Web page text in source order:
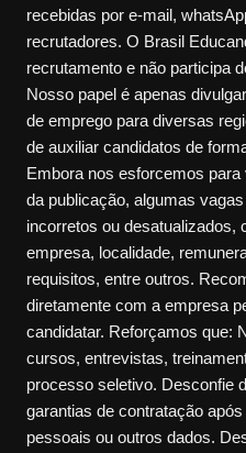
recebidas por e-mail,
recrutadores. O Brasil
recrutamento e não participa
Nosso papel é apenas
de emprego para diversas
de auxiliar candidatos de
Embora nos esforcemos
da publicação, algumas
incorretos ou desatualizados,
empresa, localidade,
requisitos, entre outros.
diretamente com a empresa
candidatar. Reforçamos que:
cursos, entrevistas,
processo seletivo. Desconfie
garantias de contratação
pessoais ou outros dados.